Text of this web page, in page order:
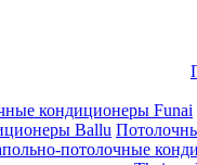
кондиционеры Funai
Ballu
потолочные